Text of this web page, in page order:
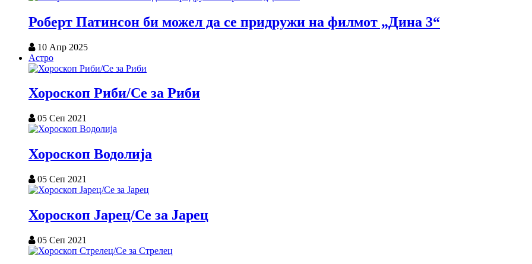
Роберт Патинсон би можел да се придружи на филмот „Дина 3“
10 Апр 2025
Астро
Хороскоп Риби/Се за Риби
05 Сеп 2021
Хороскоп Водолија
05 Сеп 2021
Хороскоп Јарец/Се за Јарец
05 Сеп 2021